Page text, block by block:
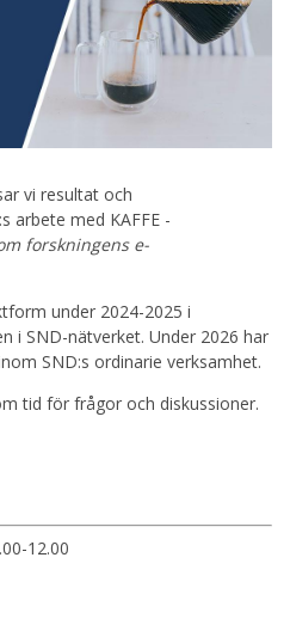
vi resultat och
arbete med KAFFE -
forskningens e-
under 2024-2025 i
i SND-nätverket. Under 2026 har
SND:s ordinarie verksamhet.
tid för frågor och diskussioner.
12.00